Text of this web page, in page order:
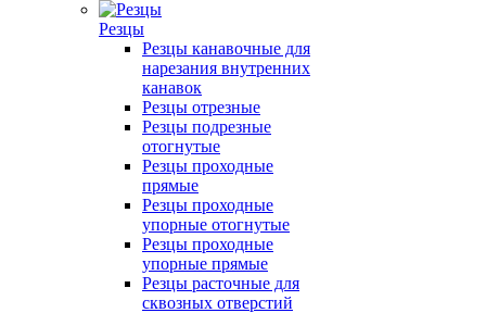
Резцы
Резцы канавочные для
нарезания внутренних
канавок
Резцы отрезные
Резцы подрезные
отогнутые
Резцы проходные
прямые
Резцы проходные
упорные отогнутые
Резцы проходные
упорные прямые
Резцы расточные для
сквозных отверстий